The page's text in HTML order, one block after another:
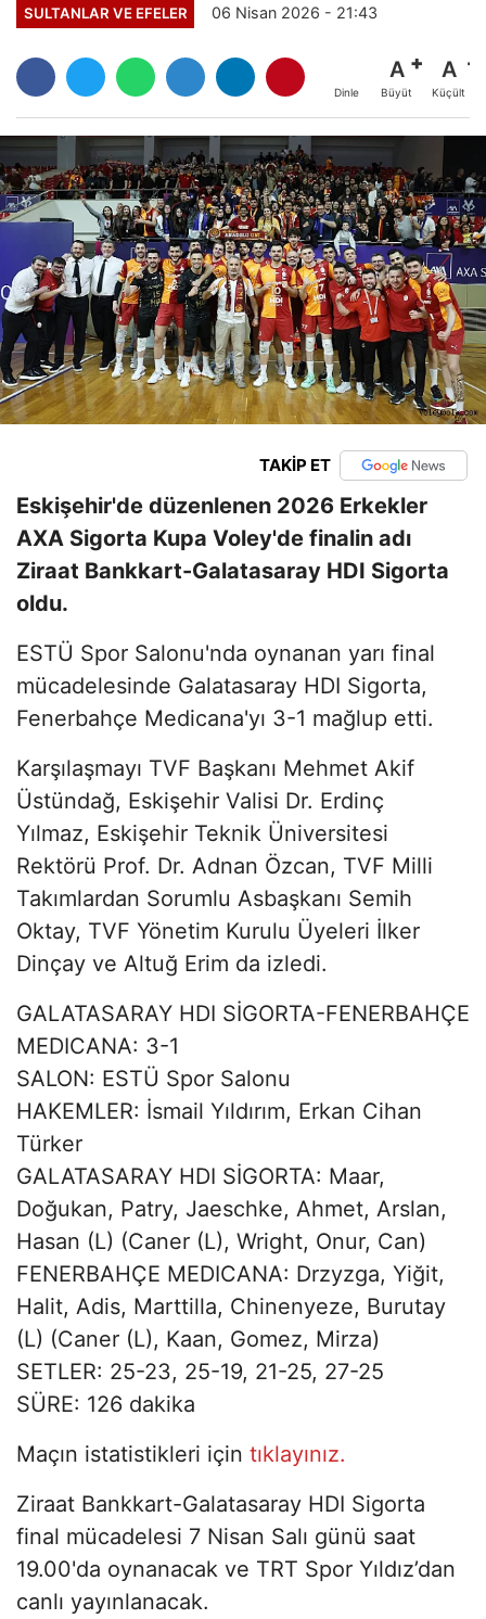
SULTANLAR VE EFELER 06 Nisan 2026 - 21:43
Dinle
A
Büyüt
A
Küçült
TAKİP ET
Eskişehir'de düzenlenen 2026 Erkekler
AXA Sigorta Kupa Voley'de finalin adı
Ziraat Bankkart-Galatasaray HDI Sigorta
oldu.
ESTÜ Spor Salonu'nda oynanan yarı final
mücadelesinde Galatasaray HDI Sigorta,
Fenerbahçe Medicana'yı 3-1 mağlup etti.
Karşılaşmayı TVF Başkanı Mehmet Akif
Üstündağ, Eskişehir Valisi Dr. Erdinç
Yılmaz, Eskişehir Teknik Üniversitesi
Rektörü Prof. Dr. Adnan Özcan, TVF Milli
Takımlardan Sorumlu Asbaşkanı Semih
Oktay, TVF Yönetim Kurulu Üyeleri İlker
Dinçay ve Altuğ Erim da izledi.
GALATASARAY HDI SİGORTA-FENERBAHÇE
MEDICANA: 3-1
SALON: ESTÜ Spor Salonu
HAKEMLER: İsmail Yıldırım, Erkan Cihan
Türker
GALATASARAY HDI SİGORTA: Maar,
Doğukan, Patry, Jaeschke, Ahmet, Arslan,
Hasan (L) (Caner (L), Wright, Onur, Can)
FENERBAHÇE MEDICANA: Drzyzga, Yiğit,
Halit, Adis, Marttilla, Chinenyeze, Burutay
(L) (Caner (L), Kaan, Gomez, Mirza)
SETLER: 25-23, 25-19, 21-25, 27-25
SÜRE: 126 dakika
Maçın istatistikleri için tıklayınız.
Ziraat Bankkart-Galatasaray HDI Sigorta
final mücadelesi 7 Nisan Salı günü saat
19.00'da oynanacak ve TRT Spor Yıldız’dan
canlı yayınlanacak.